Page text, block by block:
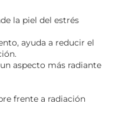
la piel del estrés
ayuda a reducir el
aspecto más radiante
frente a radiación